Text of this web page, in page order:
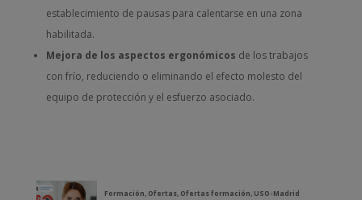
establecimiento de pausas para calentarse en una zona
habilitada.
Mejora de los aspectos ergonómicos de los trabajos
con frío, reduciendo o eliminando el efecto molesto del
equipo de protección y el esfuerzo asociado.